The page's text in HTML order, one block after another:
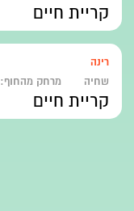
קריית חיים
רינה
שחיה מרחק מהחוף:
קריית חיים